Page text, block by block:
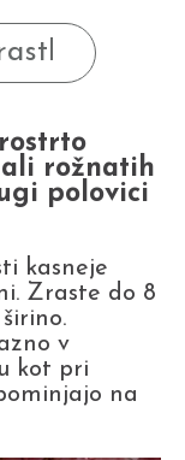
rožnatih
polovici
kasneje
Zraste do 8
v
kot pri
na